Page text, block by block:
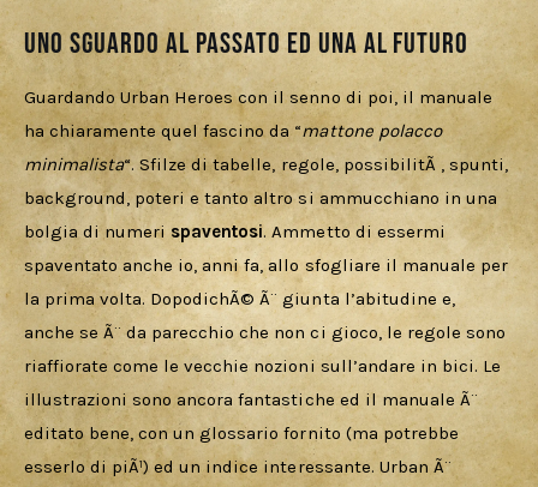
Uno sguardo al passato ed una al futuro
Guardando Urban Heroes con il senno di poi, il manuale
ha chiaramente quel fascino da “mattone polacco
minimalista“. Sfilze di tabelle, regole, possibilitÃ , spunti,
background, poteri e tanto altro si ammucchiano in una
bolgia di numeri spaventosi. Ammetto di essermi
spaventato anche io, anni fa, allo sfogliare il manuale per
la prima volta. DopodichÃ© Ã¨ giunta l’abitudine e,
anche se Ã¨ da parecchio che non ci gioco, le regole sono
riaffiorate come le vecchie nozioni sull’andare in bici. Le
illustrazioni sono ancora fantastiche ed il manuale Ã¨
editato bene, con un glossario fornito (ma potrebbe
esserlo di piÃ¹) ed un indice interessante. Urban Ã¨